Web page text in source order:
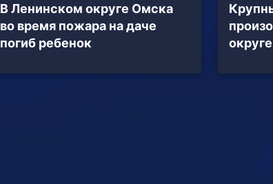
В Ленинском округе Омска
во время пожара на даче
погиб ребенок